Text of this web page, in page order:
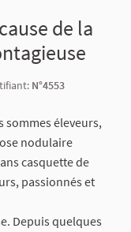
de la
N°4553
sommes éleveurs,
nodulaire
casquette de
passionnés et
Depuis quelques